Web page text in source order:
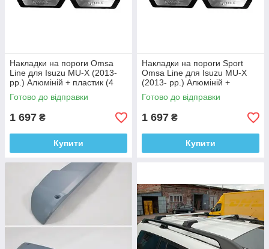
Накладки на пороги Omsa
Line для Isuzu MU-X (2013-
рр.) Алюміній + пластик (4
шт.)
Готово до відправки
1 697 ₴
Купити
Накладки на пороги Sport
Omsa Line для Isuzu MU-X
(2013- рр.) Алюміній +
пластик (4 шт.)
Готово до відправки
1 697 ₴
Купити